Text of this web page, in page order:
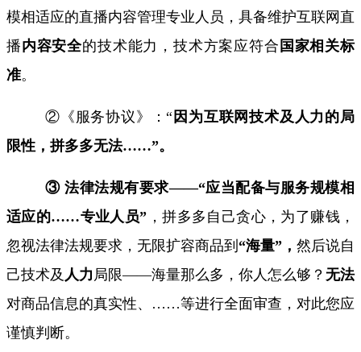
模相适应的直播内容管理专业人员 ，具备维护互联网直
播内容安全的技术能力，技术方案应符合 国家相关标
准。
②《服务协议》：“ 因为互联网技术及人力的局
限性，拼多多无法……”。
③ 法律法规有要求——“应当配备与服务规模相
适应的……专业人员” ，拼多多自己贪心， 为了赚钱，
忽视法律法规要求，无限扩容商品到 “海量”， 然后说自
己技术及 人力 局限——海量那么多，你人怎么够？ 无法
对商品信息的真实性、 ……等进行全面审查，对此您应
谨慎判断。